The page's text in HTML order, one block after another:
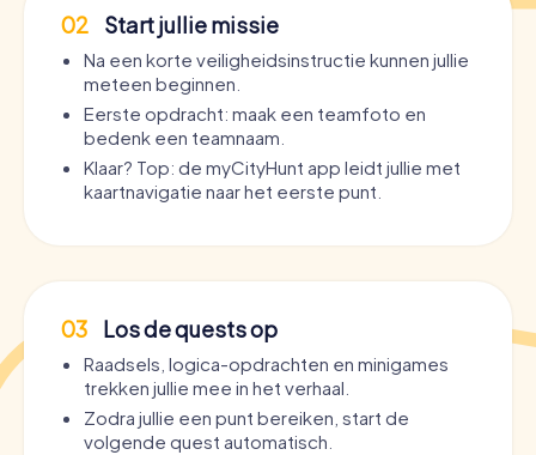
02 Start jullie missie
Na een korte veiligheidsinstructie kunnen jullie
meteen beginnen.
Eerste opdracht: maak een teamfoto en
bedenk een teamnaam.
Klaar? Top: de myCityHunt app leidt jullie met
kaartnavigatie naar het eerste punt.
03 Los de quests op
Raadsels, logica-opdrachten en minigames
trekken jullie mee in het verhaal.
Zodra jullie een punt bereiken, start de
volgende quest automatisch.